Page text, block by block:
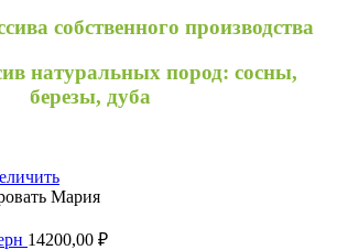
собственного производства
натуральных пород: сосны,
березы, дуба
Мария
14200,00 ₽